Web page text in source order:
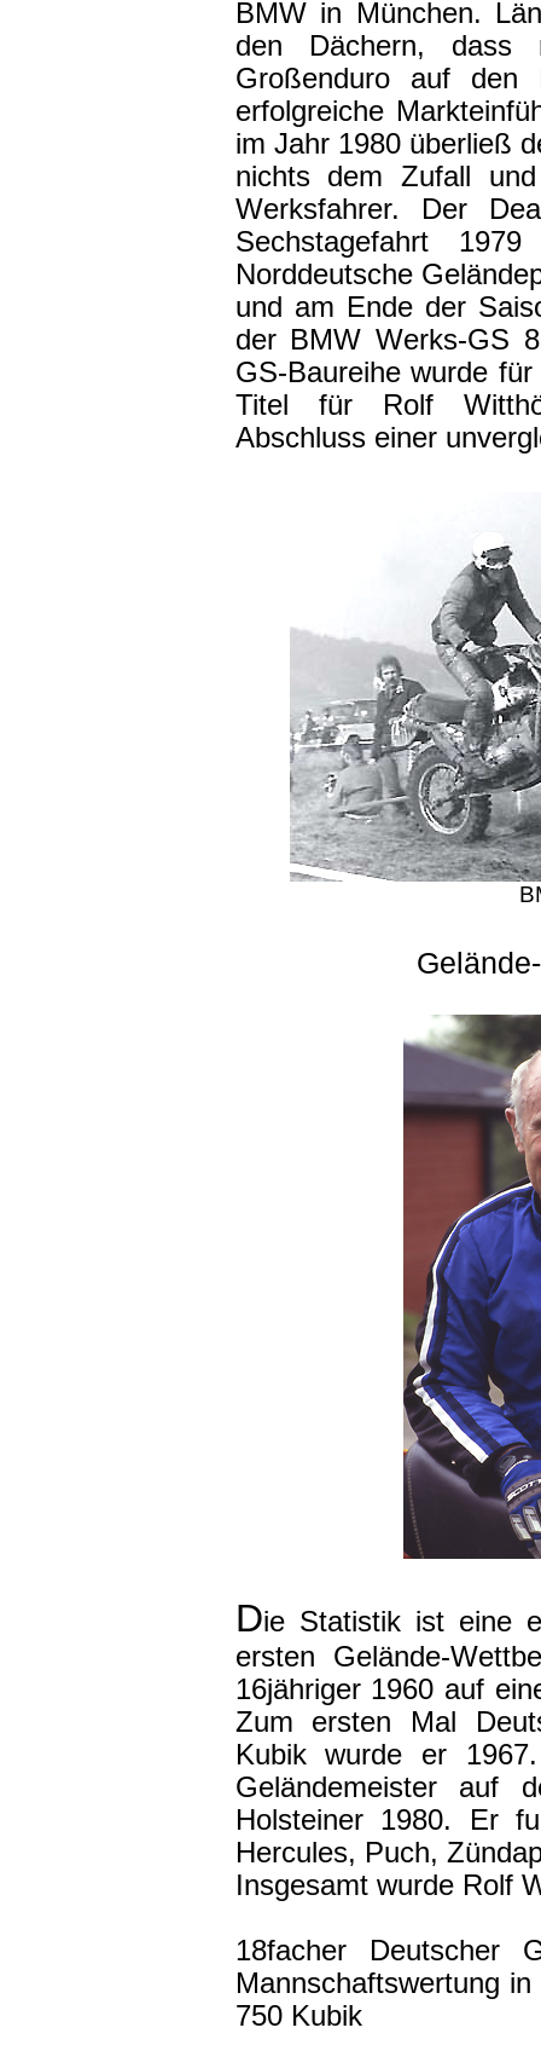
BMW in München.
den Dächern, dass
Großenduro auf den
erfolgreiche
im Jahr 1980 überließ
nichts dem Zufall
Werksfahrer. Der
Sechstagefahrt
Norddeutsche
und am Ende der
der BMW Werks-GS
GS-Baureihe wurde
Titel für Rolf
Abschluss einer
Die Statistik ist eine
ersten Gelände-
16jähriger 1960 auf
Zum ersten Mal
Kubik wurde er
Geländemeister auf
Holsteiner 1980. Er
Hercules, Puch,
Insgesamt wurde Rolf
18facher Deutscher
Mannschaftswertung
750 Kubik